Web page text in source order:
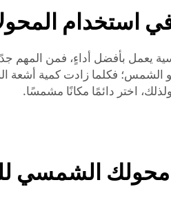
استخدام
يعمل بأفضل أداءٍ، فمن المهم
الشمس؛ فكلما زادت كمية أشعة
اختر دائمًا مكانًا مشمسًا.
الشمسي